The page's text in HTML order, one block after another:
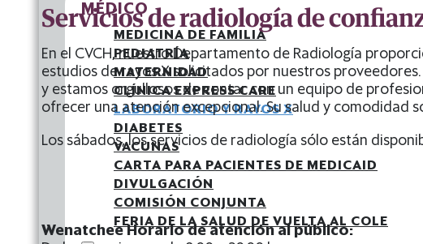
MÉDICO
MEDICINA DE FAMILIA
PEDIATRÍA
MATERNIDAD
CLÍNICA EXPRESS CARE
LABORATORIO Y RAYOS X
DIABETES
VACUNAS
CARTA PARA PACIENTES DE MEDICAID
DIVULGACIÓN
COMISIÓN CONJUNTA
FERIA DE LA SALUD DE VUELTA AL COLE
Servicios de radiología de
En el CVCH, nuestro Departamento de Radiología
estudios de rayos X solicitados por nuestros
y estamos orgullosos de contar con un equipo de
ofrecer una atención excepcional. Su salud y comodidad
Los sábados, los servicios de radiología sólo están
Wenatchee Horario de atención al público: